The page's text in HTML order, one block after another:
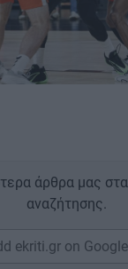
άρθρα μας
αναζήτησης.
ekriti.gr on Google